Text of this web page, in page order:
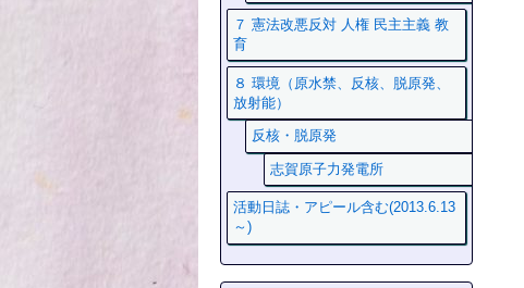
７ 憲法改悪反対 人権 民主主義 教
育
８ 環境（原水禁、反核、脱原発、
放射能）
反核・脱原発
志賀原子力発電所
活動日誌・アピール含む(2013.6.13
～)